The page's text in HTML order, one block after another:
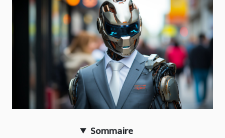
Sommaire